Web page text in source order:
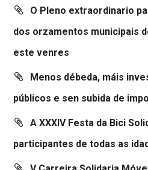
O Pleno extraordinario
dos orzamentos municipais
este venres
Menos débeda, máis
públicos e sen subida de
A XXXIV Festa da Bici
participantes de todas as